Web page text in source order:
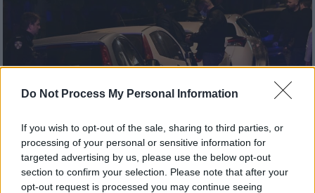
Do Not Process My Personal Information
If you wish to opt-out of the sale, sharing to third parties, or
processing of your personal or sensitive information for
targeted advertising by us, please use the below opt-out
section to confirm your selection. Please note that after your
opt-out request is processed you may continue seeing
Φωτογραφία αρχείου: ΤΑΤΙΑΝΑ ΜΠΟΛΑΡΗ/EUROKINISSI
Προσθέστε το ΕΘΝΟΣ στη Google